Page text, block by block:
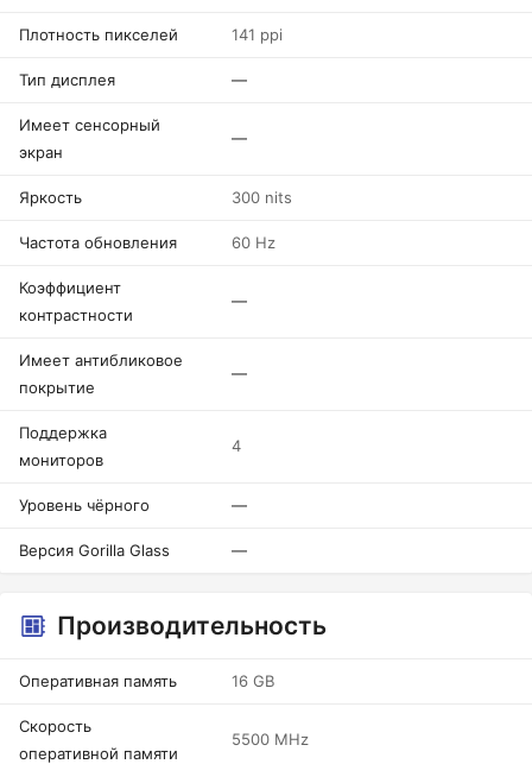
Плотность пикселей 141 ppi
Тип дисплея —
Имеет сенсорный
экран
—
Яркость 300 nits
Частота обновления 60 Hz
Коэффициент
контрастности
—
Имеет антибликовое
покрытие
—
Поддержка
мониторов
4
Уровень чёрного —
Версия Gorilla Glass —
Производительность
Оперативная память 16 GB
Скорость
оперативной памяти
5500 MHz